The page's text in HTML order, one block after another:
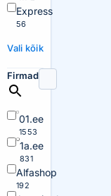
Express
56
Vali kõik
Firmad
01.ee
1553
1a.ee
831
Alfashop
192